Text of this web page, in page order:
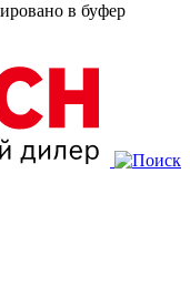
в буфер